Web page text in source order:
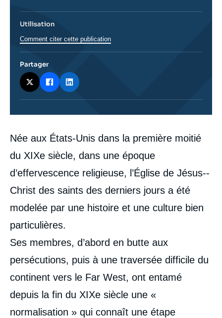
Corps
analyses
Née aux États-­Unis dans la première moitié
du XIXe siècle, dans une époque
d’effervescence religieuse, l’Église de Jésus-­
Christ des saints des derniers jours a été
modelée par une histoire et une culture bien
particulières.
Ses membres, d’abord en butte aux
persécutions, puis à une traversée difficile du
continent vers le Far West, ont entamé
depuis la fin du XIXe siècle une «
normalisation » qui connaît une étape
Utilisation
Comment citer cette publication
Partager